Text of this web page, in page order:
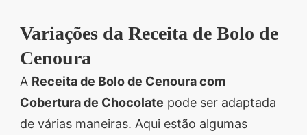
Variações da Receita de Bolo de
Cenoura
A Receita de Bolo de Cenoura com
Cobertura de Chocolate pode ser adaptada
de várias maneiras. Aqui estão algumas